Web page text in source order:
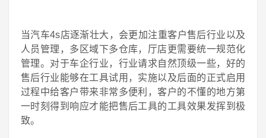
当汽车4s店逐渐壮大，会更加注重客户售后行业以及
人员管理，多区域下多仓库，厅店更需要统一规范化
管理。对于车企行业，行业请求自然顶级一些，好的
售后行业能够在工具试用，实施以及后面的正式启用
过程中给客户带来非常多便利，客户的不懂的地方第
一时刻得到响应才能把售后工具的工具效果发挥到极
致。